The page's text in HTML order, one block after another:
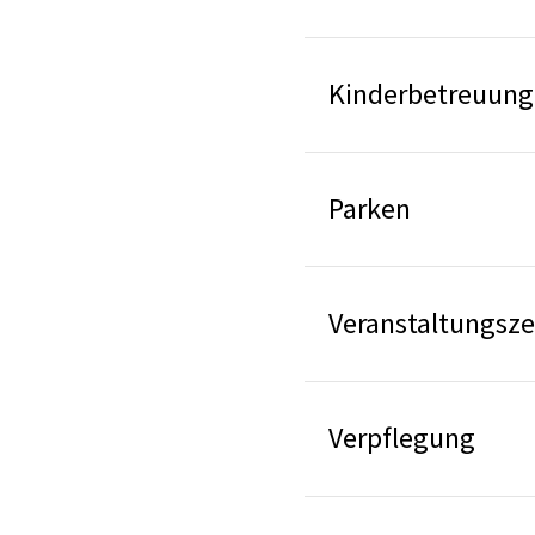
Kinderbetreuung
Parken
Verpflegung